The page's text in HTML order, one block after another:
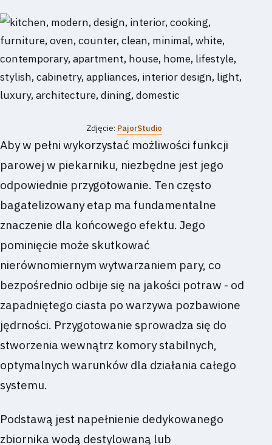
Zdjęcie: PajorStudio
Aby w pełni wykorzystać możliwości funkcji
parowej w piekarniku, niezbędne jest jego
odpowiednie przygotowanie. Ten często
bagatelizowany etap ma fundamentalne
znaczenie dla końcowego efektu. Jego
pominięcie może skutkować
nierównomiernym wytwarzaniem pary, co
bezpośrednio odbije się na jakości potraw - od
zapadniętego ciasta po warzywa pozbawione
jędrności. Przygotowanie sprowadza się do
stworzenia wewnątrz komory stabilnych,
optymalnych warunków dla działania całego
systemu.
Podstawą jest napełnienie dedykowanego
zbiornika wodą destylowaną lub